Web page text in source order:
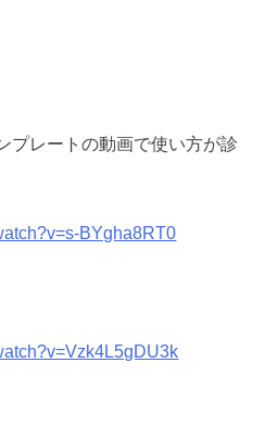
プレートの動画で使い方が診
BYgha8RT0